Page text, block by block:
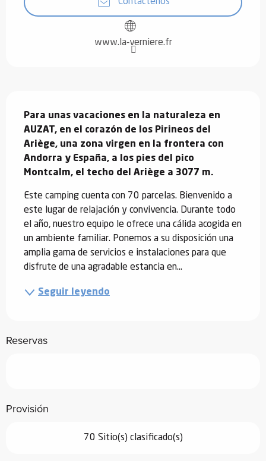
Contáctenos
www.la-verniere.fr
Para unas vacaciones en la naturaleza en
AUZAT, en el corazón de los Pirineos del
Ariège, una zona virgen en la frontera con
Andorra y España, a los pies del pico
Montcalm, el techo del Ariège a 3077 m.
Este camping cuenta con 70 parcelas. Bienvenido a
este lugar de relajación y convivencia. Durante todo
el año, nuestro equipo le ofrece una cálida acogida en
un ambiente familiar. Ponemos a su disposición una
amplia gama de servicios e instalaciones para que
disfrute de una agradable estancia en...
Seguir leyendo
Reservas
Provisión
70 Sitio(s) clasificado(s)